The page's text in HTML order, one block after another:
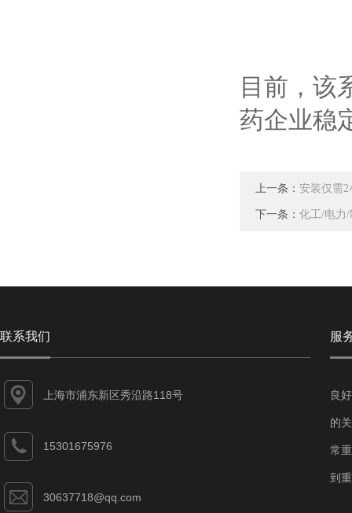
目前，该
药企业稳
上一条： 安装仅需2
下一条： 化工/电力
联系我们
上海市浦东新区秀沿路118号
15301675976
30637718@qq.com
服
良
的
常
到